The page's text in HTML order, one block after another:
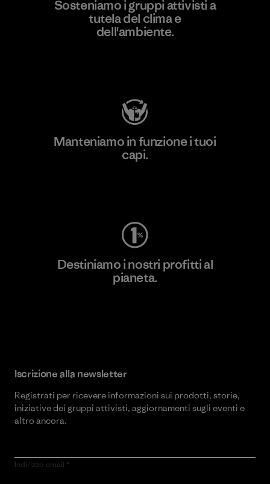
Sosteniamo i gruppi attivisti a
tutela del clima e
dell'ambiente.
Manteniamo in funzione i tuoi
capi.
Destiniamo i nostri profitti al
pianeta.
Iscrizione alla newsletter
Registrati per ricevere informazioni sui prodotti, storie,
iniziative dei gruppi attivisti, aggiornamenti sugli eventi e
altro ancora.
Indirizzo email